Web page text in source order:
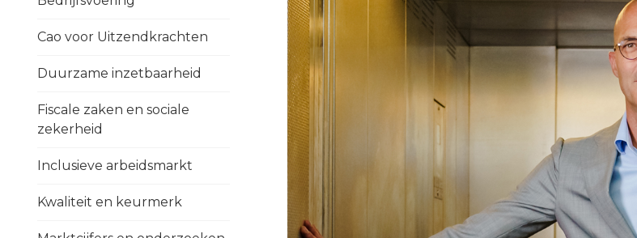
Cao voor Uitzendkrachten
Duurzame inzetbaarheid
Fiscale zaken en sociale
zekerheid
Inclusieve arbeidsmarkt
Kwaliteit en keurmerk